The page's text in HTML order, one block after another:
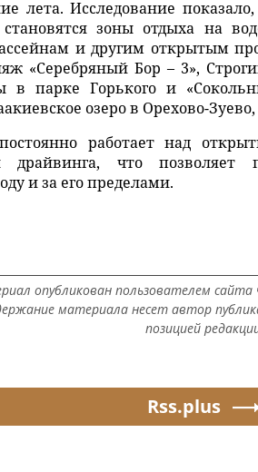
лета. Исследование
становятся зоны отдыха на
и другим открытым
«Серебряный Бор – 3»,
парке Горького и
озеро в Орехово-
работает над
что позволяет
и за его пределами.
опубликован пользователем сайта
материала несет автор
позицией
Rss.plus